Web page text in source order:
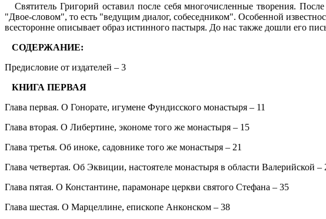
Святитель Григорий оставил после себя многочисленные творения.
"Двое-словом", то есть "ведущим диалог, собеседником". Особенной
всесторонне описывает образ истинного пастыря. До нас также дошли его
СОДЕРЖАНИЕ:
Предисловие от издателей – 3
КНИГА ПЕРВАЯ
Глава первая. О Гонорате, игумене Фундисского монастыря – 11
Глава вторая. О Либертине, экономе того же монастыря – 15
Глава третья. Об иноке, садовнике того же монастыря – 21
Глава четвертая. Об Эквиции, настоятеле монастыря в области Валерийской –
Глава пятая. О Константине, парамонаре церкви святого Стефана – 35
Глава шестая. О Марцеллине, епископе Анконском – 38